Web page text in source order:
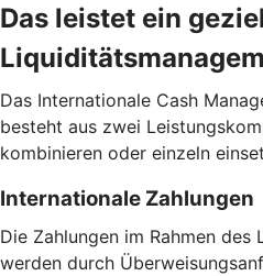
Das leistet ein
Das Internationale Cash
besteht aus zwei
kombinieren oder einzeln
Internationale Zahlungen
Die Zahlungen im Rahmen
werden durch